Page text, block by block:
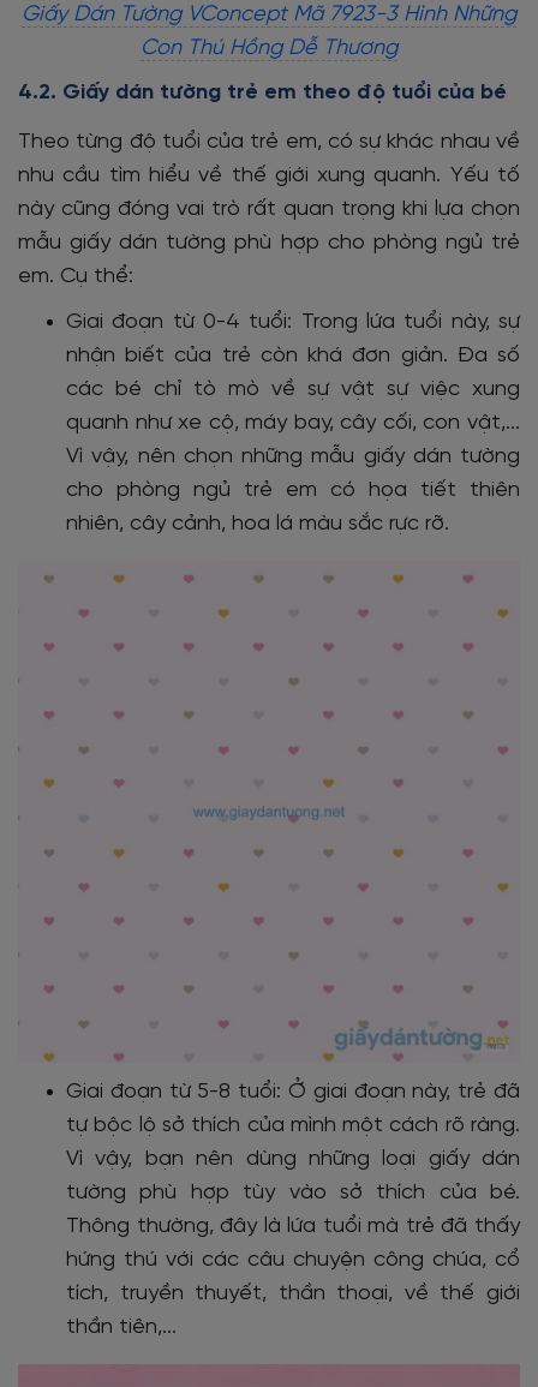
Giấy Dán Tường VConcept Mã 7923-3 Hình Những
Con Thú Hồng Dễ Thương
4.2. Giấy dán tường trẻ em theo độ tuổi của bé
Theo từng độ tuổi của trẻ em, có sự khác nhau về
nhu cầu tìm hiểu về thế giới xung quanh. Yếu tố
này cũng đóng vai trò rất quan trọng khi lựa chọn
mẫu giấy dán tường phù hợp cho phòng ngủ trẻ
em. Cụ thể:
Giai đoạn từ 0-4 tuổi:
Trong lứa tuổi này, sự
nhận biết của trẻ còn khá đơn giản. Đa số
các bé chỉ tò mò về sự vật sự việc xung
quanh như xe cộ, máy bay, cây cối, con vật,...
Vì vậy, nên chọn những mẫu giấy dán tường
cho phòng ngủ trẻ em có họa tiết thiên
nhiên, cây cảnh, hoa lá màu sắc rực rỡ.
Giai đoạn từ 5-8 tuổi: Ở giai đoạn này, trẻ đã
tự bộc lộ sở thích của mình một cách rõ ràng.
Vì vậy, bạn nên dùng những loại giấy dán
tường phù hợp tùy vào sở thích của bé.
Thông thường, đây là lứa tuổi mà trẻ đã thấy
hứng thú với các câu chuyện công chúa, cổ
tích, truyền thuyết, thần thoại, về thế giới
thần tiên,...